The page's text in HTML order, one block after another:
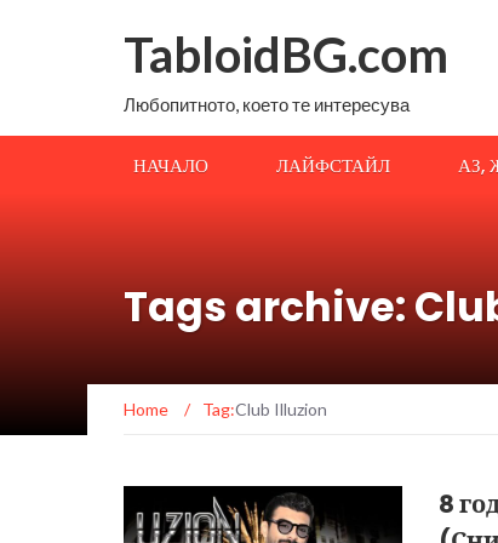
TabloidBG.com
Любопитното, което те интересува
НАЧАЛО ЛАЙФСТАЙЛ АЗ,
Tags archive:
Home / Tag:Club Illuzion
8